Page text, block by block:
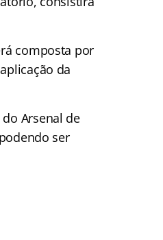
composta por
da
Arsenal de
ser